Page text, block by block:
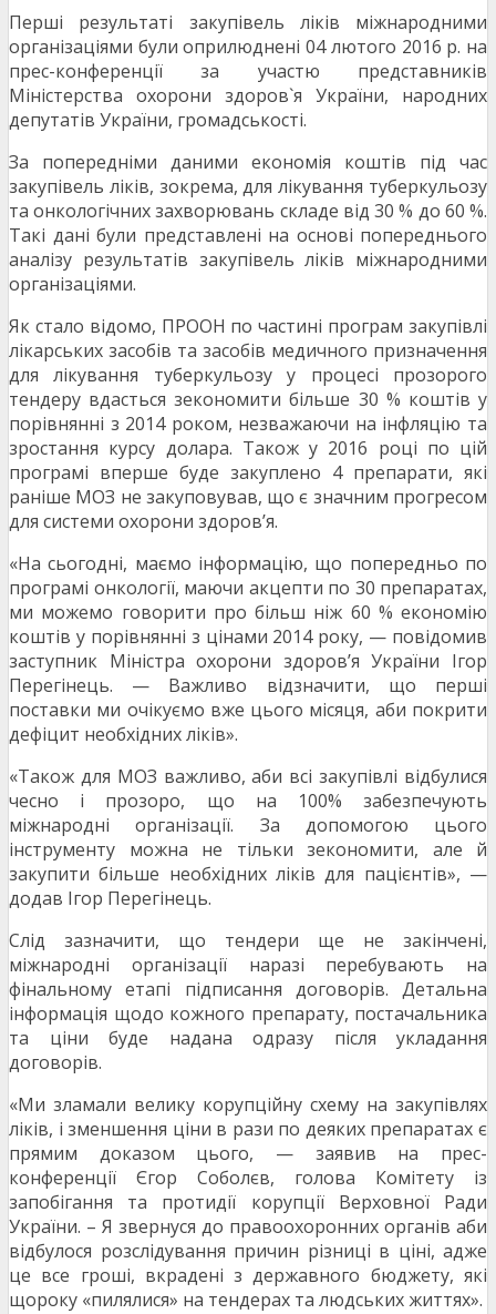
Перші результаті закупівель ліків міжнародними
організаціями були оприлюднені 04 лютого 2016 р. на
прес-конференції за участю представників
Міністерства охорони здоров`я України, народних
депутатів України, громадськості.
За попередніми даними економія коштів під час
закупівель ліків, зокрема, для лікування туберкульозу
та онкологічних захворювань складе від 30 % до 60 %.
Такі дані були представлені на основі попереднього
аналізу результатів закупівель ліків міжнародними
організаціями.
Як стало відомо, ПРООН по частині програм закупівлі
лікарських засобів та засобів медичного призначення
для лікування туберкульозу у процесі прозорого
тендеру вдасться зекономити більше 30 % коштів у
порівнянні з 2014 роком, незважаючи на інфляцію та
зростання курсу долара. Також у 2016 році по цій
програмі вперше буде закуплено 4 препарати, які
раніше МОЗ не закуповував, що є значним прогресом
для системи охорони здоров’я.
«На сьогодні, маємо інформацію, що попередньо по
програмі онкології, маючи акцепти по 30 препаратах,
ми можемо говорити про більш ніж 60 % економію
коштів у порівнянні з цінами 2014 року, — повідомив
заступник Міністра охорони здоров’я України Ігор
Перегінець. — Важливо відзначити, що перші
поставки ми очікуємо вже цього місяця, аби покрити
дефіцит необхідних ліків».
«Також для МОЗ важливо, аби всі закупівлі відбулися
чесно і прозоро, що на 100% забезпечують
міжнародні організації. За допомогою цього
інструменту можна не тільки зекономити, але й
закупити більше необхідних ліків для пацієнтів», —
додав Ігор Перегінець.
Слід зазначити, що тендери ще не закінчені,
міжнародні організації наразі перебувають на
фінальному етапі підписання договорів. Детальна
інформація щодо кожного препарату, постачальника
та ціни буде надана одразу після укладання
договорів.
«Ми зламали велику корупційну схему на закупівлях
ліків, і зменшення ціни в рази по деяких препаратах є
прямим доказом цього, — заявив на прес-
конференції Єгор Соболєв, голова Комітету із
запобігання та протидії корупції Верховної Ради
України. – Я звернуся до правоохоронних органів аби
відбулося розслідування причин різниці в ціні, адже
це все гроші, вкрадені з державного бюджету, які
щороку «пилялися» на тендерах та людських життях».